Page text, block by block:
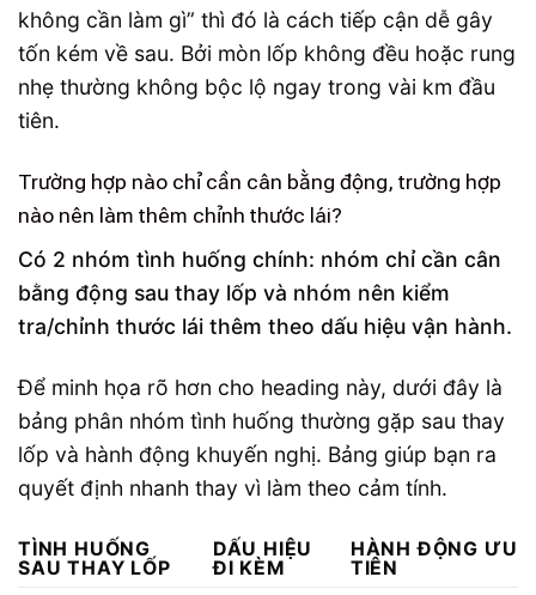
không cần làm gì” thì đó là cách tiếp cận dễ gây
tốn kém về sau. Bởi mòn lốp không đều hoặc rung
nhẹ thường không bộc lộ ngay trong vài km đầu
tiên.
Trường hợp nào chỉ cần cân bằng động, trường hợp
nào nên làm thêm chỉnh thước lái?
Có 2 nhóm tình huống chính: nhóm chỉ cần cân
bằng động sau thay lốp và nhóm nên kiểm
tra/chỉnh thước lái thêm theo dấu hiệu vận hành.
Để minh họa rõ hơn cho heading này, dưới đây là
bảng phân nhóm tình huống thường gặp sau thay
lốp và hành động khuyến nghị. Bảng giúp bạn ra
quyết định nhanh thay vì làm theo cảm tính.
TÌNH HUỐNG
SAU THAY LỐP
DẤU HIỆU
ĐI KÈM
HÀNH ĐỘNG ƯU
TIÊN